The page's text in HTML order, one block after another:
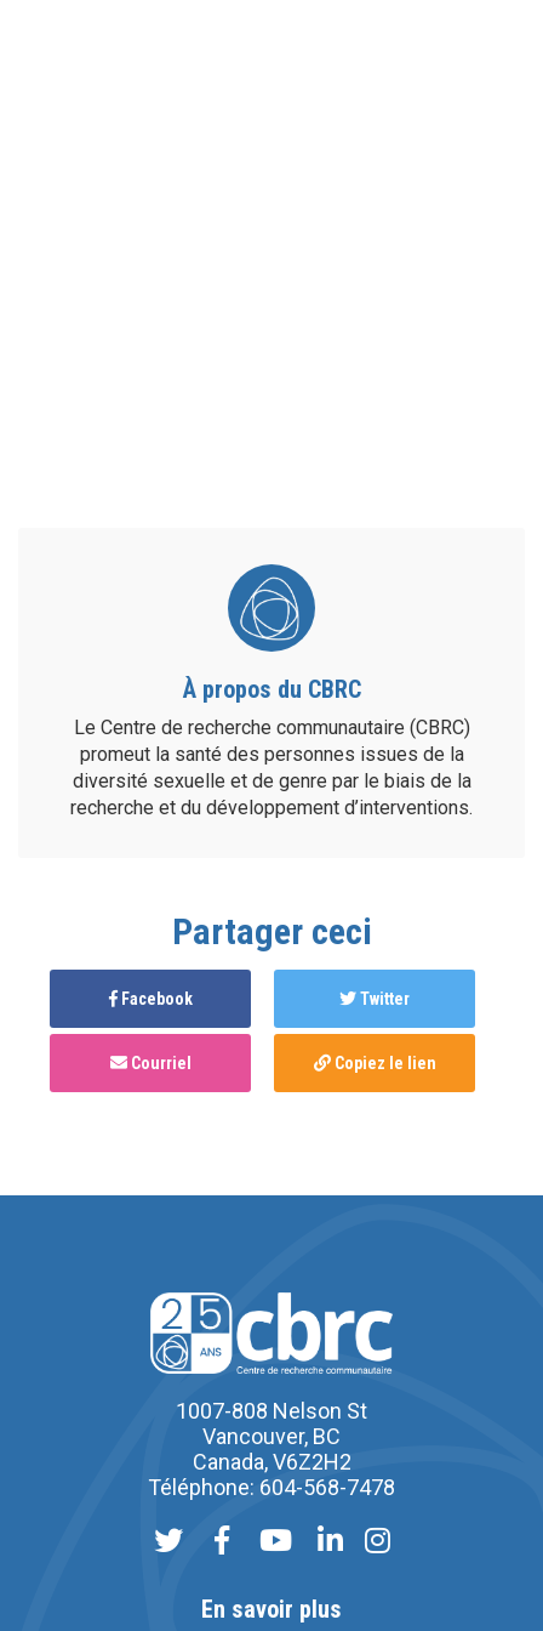
À propos du CBRC
Le Centre de recherche communautaire (CBRC)
promeut la santé des personnes issues de la
diversité sexuelle et de genre par le biais de la
recherche et du développement d’interventions.
Partager ceci
Facebook Twitter
Courriel Copiez le lien
1007-808 Nelson St
Vancouver, BC
Canada, V6Z2H2
Téléphone: 604-568-7478
En savoir plus